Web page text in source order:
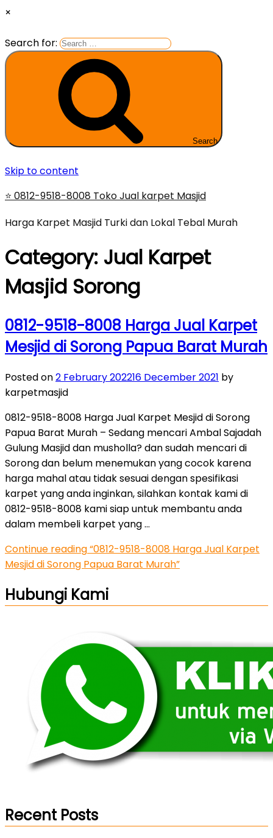
×
Search for:
Search
Skip to content
⭐ 0812-9518-8008 Toko Jual karpet Masjid
Harga Karpet Masjid Turki dan Lokal Tebal Murah
Category: Jual Karpet
Masjid Sorong
0812-9518-8008 Harga Jual Karpet
Mesjid di Sorong Papua Barat Murah
Posted on2 February 202216 December 2021 by
karpetmasjid
0812-9518-8008 Harga Jual Karpet Mesjid di Sorong
Papua Barat Murah – Sedang mencari Ambal Sajadah
Gulung Masjid dan musholla? dan sudah mencari di
Sorong dan belum menemukan yang cocok karena
harga mahal atau tidak sesuai dengan spesifikasi
karpet yang anda inginkan, silahkan kontak kami di
0812-9518-8008 kami siap untuk membantu anda
dalam membeli karpet yang …
Continue reading“0812-9518-8008 Harga Jual Karpet
Mesjid di Sorong Papua Barat Murah”
Hubungi Kami
Recent Posts